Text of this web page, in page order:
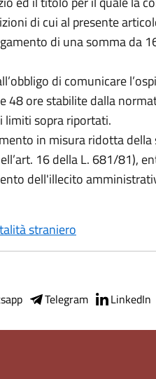
di cui al presente
di una somma da
di comunicare
48 ore stabilite dalla
sopra riportati.
in misura ridotta
16 della L. 681/81),
dell'illecito
straniero
Telegram LinkedIn